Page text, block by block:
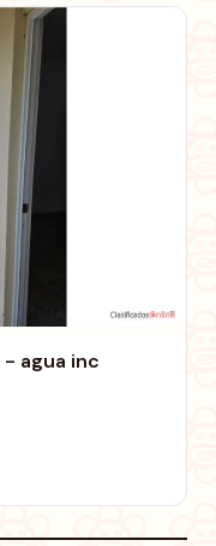
- agua inc